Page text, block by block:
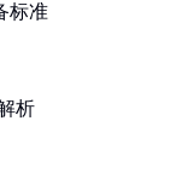
标准
析